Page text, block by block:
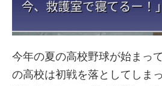
今年の夏の高校野球が始まっ
の高校は初戦を落としてしま